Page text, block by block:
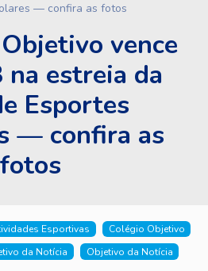
— confira as fotos
vence
na estreia da
Esportes
— confira as
fotos
Esportivas
Colégio Objetivo
da Notícia Objetivo da Notícia